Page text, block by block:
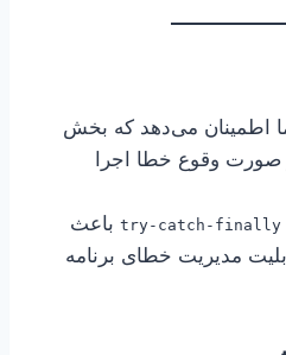
اطمینان می‌دهد که بخش
وقوع خطا اجرا
try-catch-finally باعث
مدیریت خطای برنامه